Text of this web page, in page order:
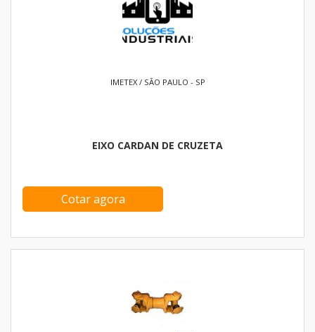
IMETEX / SÃO PAULO - SP
EIXO CARDAN DE CRUZETA
Cotar agora